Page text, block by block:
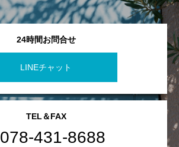
24時間お問合せ
LINEチャット
TEL＆FAX
078-431-8688